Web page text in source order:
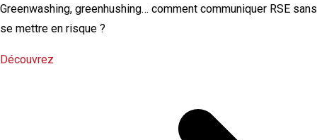
Greenwashing, greenhushing… comment communiquer RSE sans
se mettre en risque ?
Découvrez